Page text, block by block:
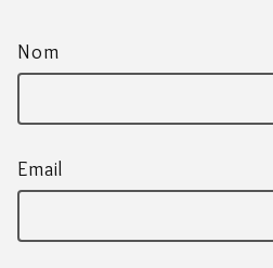
Nom
Email